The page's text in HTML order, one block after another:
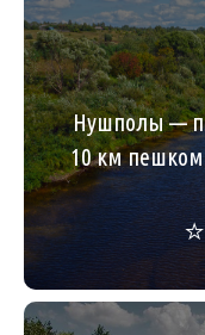
Нушполы — п.
10 км